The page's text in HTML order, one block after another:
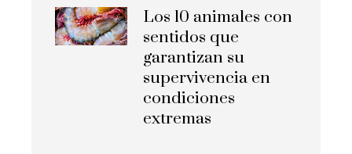
Los 10 animales con
sentidos que
garantizan su
supervivencia en
condiciones
extremas